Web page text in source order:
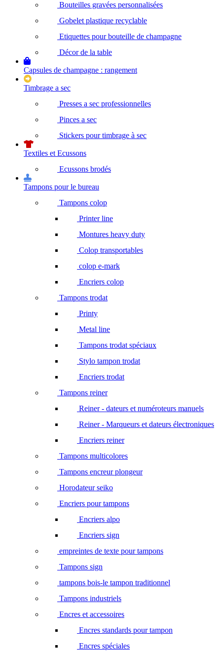
Bouteilles gravées personnalisées
Gobelet plastique recyclable
Etiquettes pour bouteille de champagne
Décor de la table
Capsules de champagne : rangement
Timbrage a sec
Presses a sec professionnelles
Pinces a sec
Stickers pour timbrage à sec
Textiles et Ecussons
Ecussons brodés
Tampons pour le bureau
Tampons colop
Printer line
Montures heavy duty
Colop transportables
colop e-mark
Encriers colop
Tampons trodat
Printy
Metal line
Tampons trodat spéciaux
Stylo tampon trodat
Encriers trodat
Tampons reiner
Reiner - dateurs et numéroteurs manuels
Reiner - Marqueurs et dateurs électroniques
Encriers reiner
Tampons multicolores
Tampons encreur plongeur
Horodateur seiko
Encriers pour tampons
Encriers alpo
Encriers sign
empreintes de texte pour tampons
Tampons sign
tampons bois-le tampon traditionnel
Tampons industriels
Encres et accessoires
Encres standards pour tampon
Encres spéciales